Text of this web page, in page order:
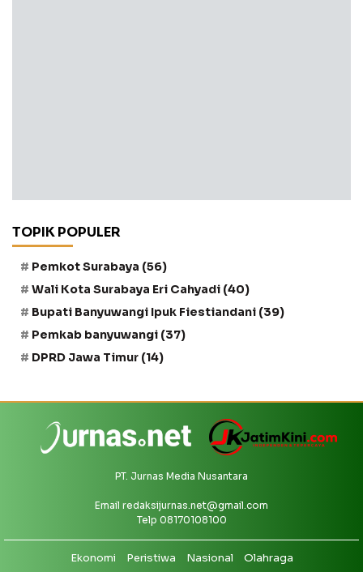
TOPIK POPULER
Pemkot Surabaya (56)
Wali Kota Surabaya Eri Cahyadi (40)
Bupati Banyuwangi Ipuk Fiestiandani (39)
Pemkab banyuwangi (37)
DPRD Jawa Timur (14)
PT. Jurnas Media Nusantara
Email redaksijurnas.net@gmail.com
Telp 08170108100
Ekonomi Peristiwa Nasional
Olahraga